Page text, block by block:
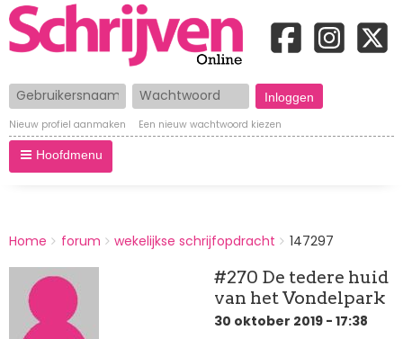
Gebruikersnaam Wachtwoord
Nieuw profiel aanmaken Een nieuw wachtwoord kiezen
Hoofdmenu
BREADCRUMBS
You
here:
Home forum wekelijkse schrijfopdracht 147297
#270 De tedere huid
van het Vondelpark
30 oktober 2019 - 17:38